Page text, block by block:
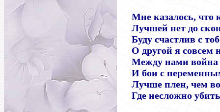
Мне казалось, что
Лучшей нет до
Буду счастлив с
О другой я совсем
Между нами война
И бои с
Лучше плен, чем
Где несложно